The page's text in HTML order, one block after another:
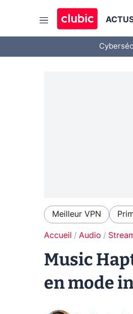
Meilleur VPN
Accueil Audio
Music
en mode